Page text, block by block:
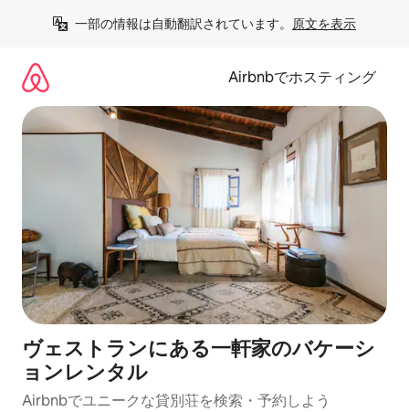
一部の情報は自動翻訳されています。 原文を表示
Airbnbでホスティング
ヴェストランにある一軒家のバケーシ
ョンレンタル
Airbnbでユニークな貸別荘を検索・予約しよう